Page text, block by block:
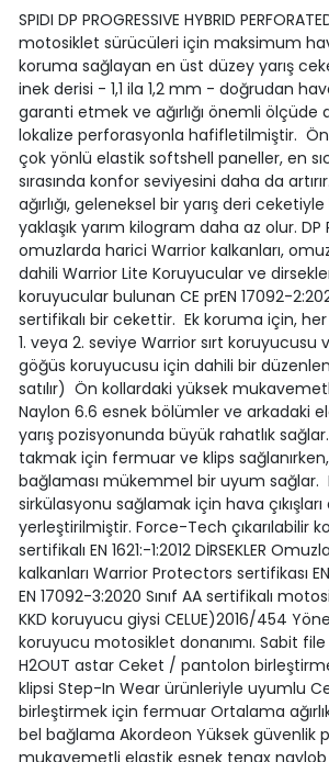
SPIDI DP PROGRESSIVE HYBRID
motosiklet sürücüleri için maksimum
koruma sağlayan en üst düzey yarış
inek derisi - 1,1 ila 1,2 mm - doğrudan
garanti etmek ve ağırlığı önemli ölçüde
lokalize perforasyonla hafifletilmiştir.
çok yönlü elastik softshell paneller, en
sırasında konfor seviyesini daha da
ağırlığı, geleneksel bir yarış deri ceketiyle
yaklaşık yarım kilogram daha az olur. DP
omuzlarda harici Warrior kalkanları,
dahili Warrior Lite Koruyucular ve
koruyucular bulunan CE prEN 17092-
sertifikalı bir cekettir. Ek koruma için, her
1. veya 2. seviye Warrior sırt koruyucusu
göğüs koruyucusu için dahili bir
satılır) Ön kollardaki yüksek
Naylon 6.6 esnek bölümler ve arkadaki
yarış pozisyonunda büyük rahatlık
takmak için fermuar ve klips
bağlaması mükemmel bir uyum
sirkülasyonu sağlamak için hava
yerleştirilmiştir. Force-Tech çıkarılabilir
sertifikalı EN 1621:-1:2012 DİRSEKLER
kalkanları Warrior Protectors sertifikası
EN 17092-3:2020 Sınıf AA sertifikalı
KKD koruyucu giysi CELUE)2016/454
koruyucu motosiklet donanımı. Sabit
H2OUT astar Ceket / pantolon
klipsi Step-In Wear ürünleriyle uyumlu
birleştirmek için fermuar Ortalama
bel bağlama Akordeon Yüksek güvenlik
mukavemetli elastik esnek tenax naylob